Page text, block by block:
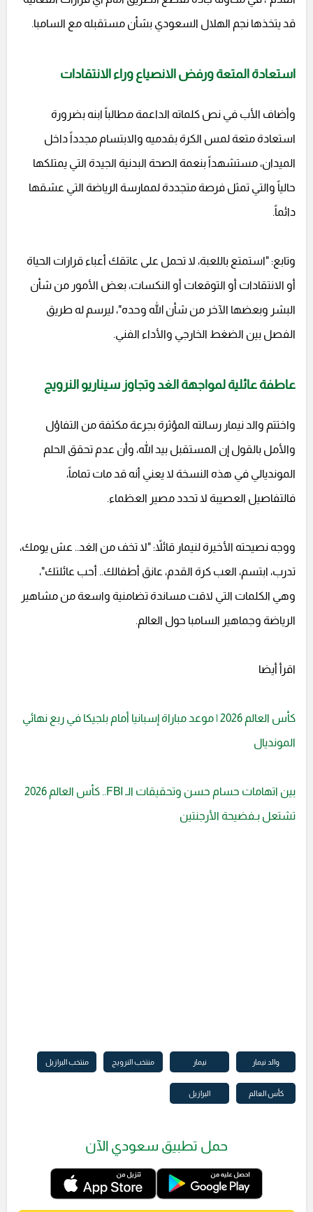
قد يتخذها نجم الهلال السعودي بشأن مستقبله مع السامبا.
استعادة المتعة ورفض الانصياع وراء الانتقادات
وأضاف الأب في نص كلماته الداعمة مطالباً ابنه بضرورة
استعادة متعة لمس الكرة بقدميه والابتسام مجدداً داخل
الميدان، مستشهداً بنعمة الصحة البدنية الجيدة التي يمتلكها
حالياً والتي تمثل فرصة متجددة لممارسة الرياضة التي عشقها
دائماً.
وتابع: "استمتع باللعبة، لا تحمل على عاتقك أعباء قرارات الحياة
أو الانتقادات أو التوقعات أو النكسات، بعض الأمور من شأن
البشر وبعضها الآخر من شأن الله وحده"، ليرسم له طريق
الفصل بين الضغط الخارجي والأداء الفني.
عاطفة عائلية لمواجهة الغد وتجاوز سيناريو النرويج
واختتم والد نيمار رسالته المؤثرة بجرعة مكثفة من التفاؤل
والأمل بالقول إن المستقبل بيد الله، وأن عدم تحقق الحلم
المونديالي في هذه النسخة لا يعني أنه قد مات تماماً،
فالتفاصيل العصيبة لا تحدد مصير العظماء.
ووجه نصيحته الأخيرة لنيمار قائلاً: "لا تخف من الغد.. عش يومك،
تدرب، ابتسم، العب كرة القدم، عانق أطفالك.. أحب عائلتك"،
وهي الكلمات التي لاقت مساندة تضامنية واسعة من مشاهير
الرياضة وجماهير السامبا حول العالم.
اقرأ أيضا
كأس العالم 2026 | موعد مباراة إسبانيا أمام بلجيكا في ربع نهائي
المونديال
بين اتهامات حسام حسن وتحقيقات الـ FBI.. كأس العالم 2026
تشتعل بـفضيحة الأرجنتين
والد نيمار نيمار منتخب النرويج منتخب البرازيل
كأس العالم البرازيل
حمل تطبيق سعودي الآن